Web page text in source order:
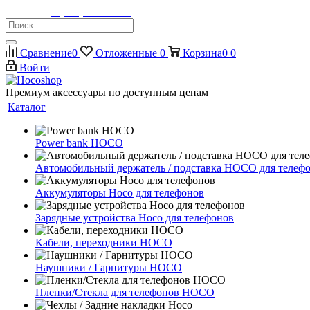
Сравнение0 Отложенные 0 Корзина0 0
Войти
Премиум аксессуары по доступным ценам
Каталог
Power bank HOCO
Автомобильный держатель / подставка HOCO для
Аккумуляторы Hoco для телефонов
Зарядные устройства Hoco для телефонов
Кабели, переходники HOCO
Наушники / Гарнитуры HOCO
Пленки/Стекла для телефонов HOCO